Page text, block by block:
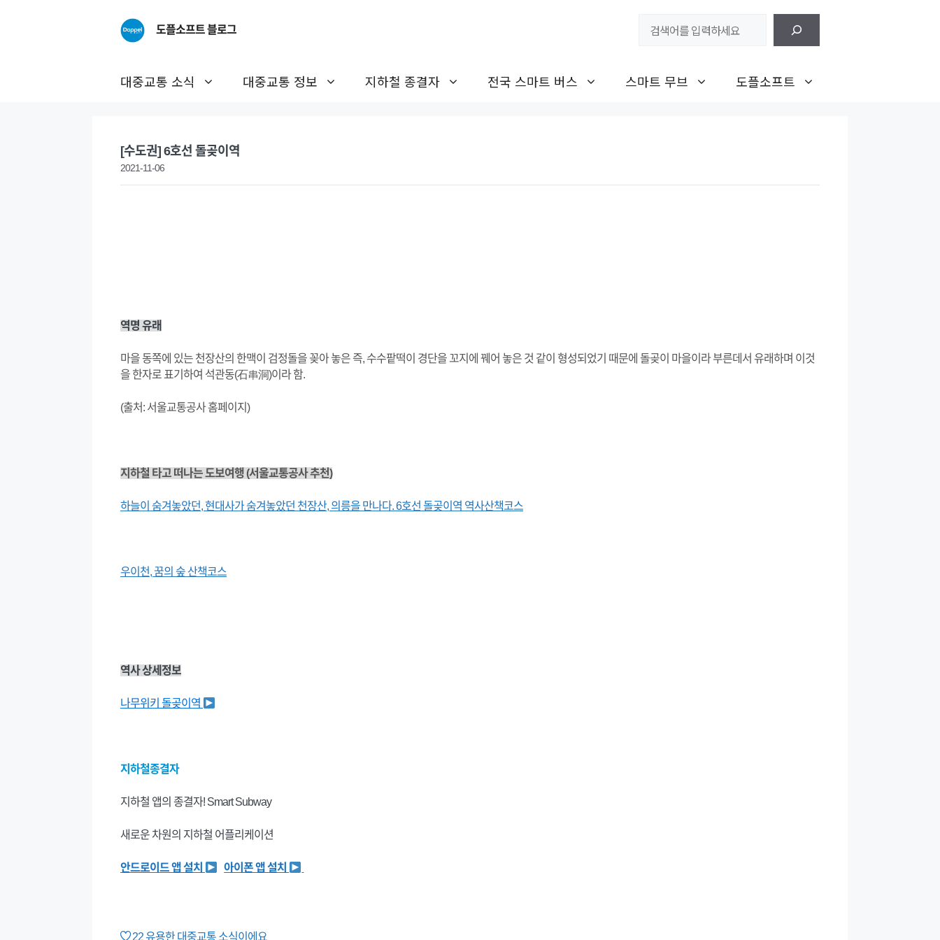
도플소프트 블로그
대중교통 소식 대중교통 정보 지하철 종결자 전국 스마트 버스 스마트 무브 도플소프트
[수도권] 6호선 돌곶이역
2021-11-06
역명 유래
마을 동쪽에 있는 천장산의 한맥이 검정돌을 꽂아 놓은 즉, 수수팥떡이 경단을 꼬지에 꿰어 놓은 것 같이 형성되었기 때문에 돌곶이 마을이라 부른데서 유래하며 이것
을 한자로 표기하여 석관동(石串洞)이라 함.
(출처: 서울교통공사 홈페이지)
지하철 타고 떠나는 도보여행 (서울교통공사 추천)
하늘이 숨겨놓았던, 현대사가 숨겨놓았던 천장산, 의릉을 만나다. 6호선 돌곶이역 역사산책코스
우이천, 꿈의 숲 산책코스
역사 상세정보
나무위키 돌곶이역
지하철종결자
지하철 앱의 종결자! Smart Subway
새로운 차원의 지하철 어플리케이션
안드로이드 앱 설치 아이폰 앱 설치
22유용한 대중교통 소식이에요